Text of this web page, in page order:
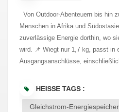
Von Outdoor-Abenteuern bis hin
Menschen in Afrika und
zuverlässige Energie dorthin, wo
wird. 📌 Wiegt nur 1,7 kg, passt in
Ausgangsanschlüsse,
Entwickelt für das Leben abseits
führt.Intelligenter.
HEISSE TAGS :
Gleichstrom-